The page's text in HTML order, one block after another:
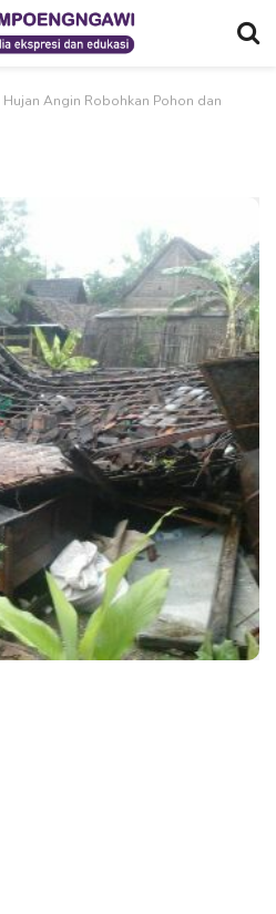
Hujan Angin Robohkan Pohon dan